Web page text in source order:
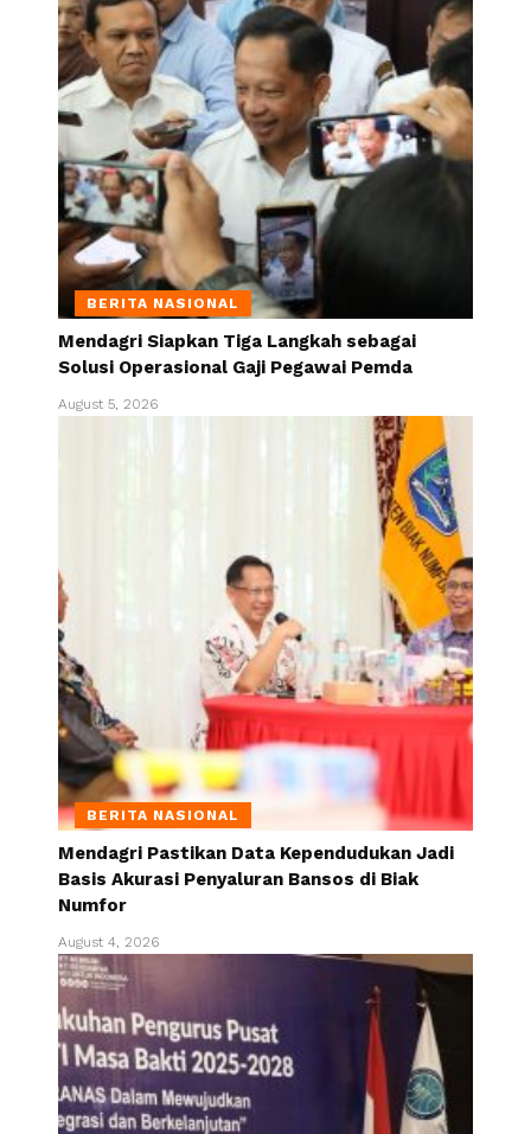
BERITA NASIONAL
Mendagri Siapkan Tiga Langkah sebagai
Solusi Operasional Gaji Pegawai Pemda
August 5, 2026
BERITA NASIONAL
Mendagri Pastikan Data Kependudukan Jadi
Basis Akurasi Penyaluran Bansos di Biak
Numfor
August 4, 2026